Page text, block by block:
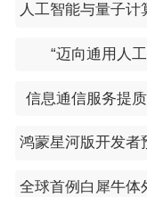
“迈向通用人
信息通信服务提